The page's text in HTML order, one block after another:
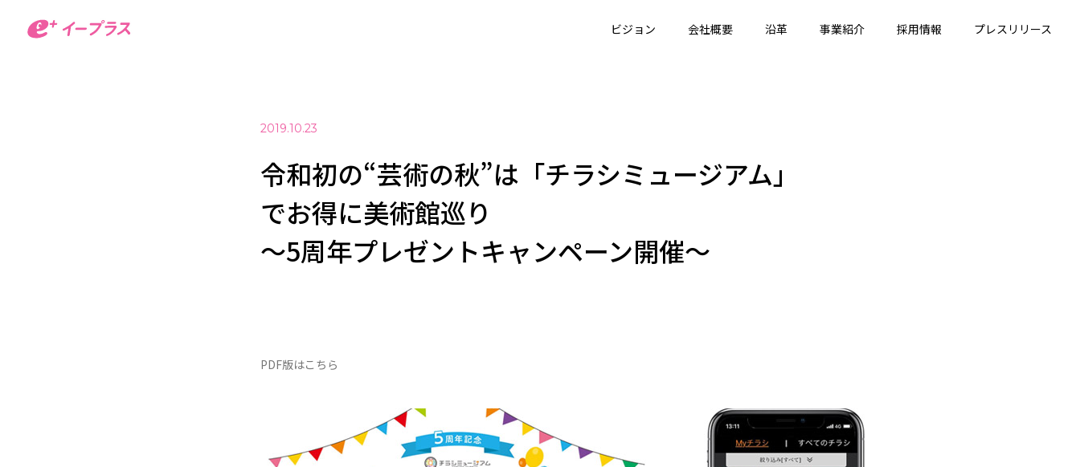
ビジョン 会社概要 沿革 事業紹介 採用情報 プレスリリース
2019.10.23
令和初の“芸術の秋”は「チラシミュージアム」
でお得に美術館巡り
～5周年プレゼントキャンペーン開催～
PDF版はこちら